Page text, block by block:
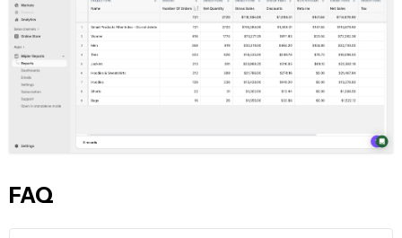
FAQ